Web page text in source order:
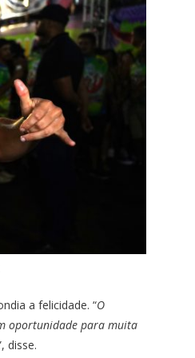
a felicidade. “O
oportunidade para muita
disse.